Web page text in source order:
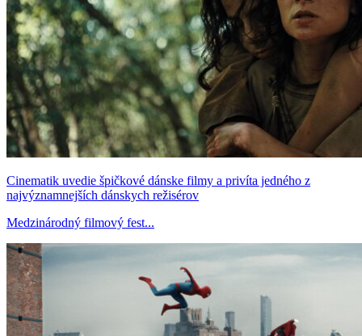
Cinematik uvedie špičkové dánske filmy a privíta jedného z
najvýznamnejších dánskych režisérov
Medzinárodný filmový fest...